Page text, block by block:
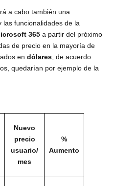
a cabo también una
las funcionalidades de la
365 a partir del próximo
de precio en la mayoría de
endólares , de acuerdo
quedarían por ejemplo de la
Nuevo
precio
usuario/
mes
%
Aumento